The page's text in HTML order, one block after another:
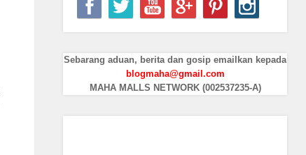
Sebarang aduan, berita dan gosip emailkan kepada
blogmaha@gmail.com
MAHA MALLS NETWORK (002537235-A)